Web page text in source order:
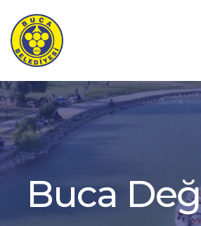
uca Değ